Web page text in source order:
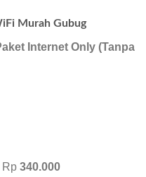
Murah Gubug
Internet Only (Tanpa
340.000